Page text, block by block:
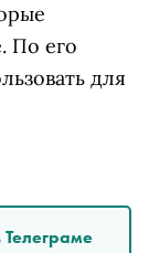
По его
для